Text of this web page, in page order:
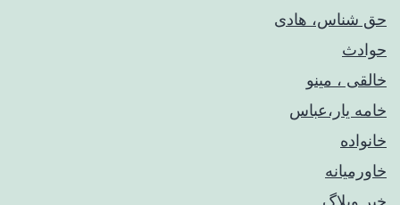
حق شناس، هادی
حوادث
خالقی ، مینو
خامه یار،عباس
خانواده
خاورمیانه
خبر وبلاگ